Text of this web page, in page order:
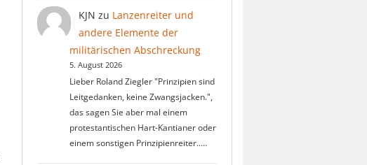
KJN zu Lanzenreiter und
andere Elemente der
militärischen Abschreckung
5. August 2026
Lieber Roland Ziegler "Prinzipien sind
Leitgedanken, keine Zwangsjacken.",
das sagen Sie aber mal einem
protestantischen Hart-Kantianer oder
einem sonstigen Prinzipienreiter..…